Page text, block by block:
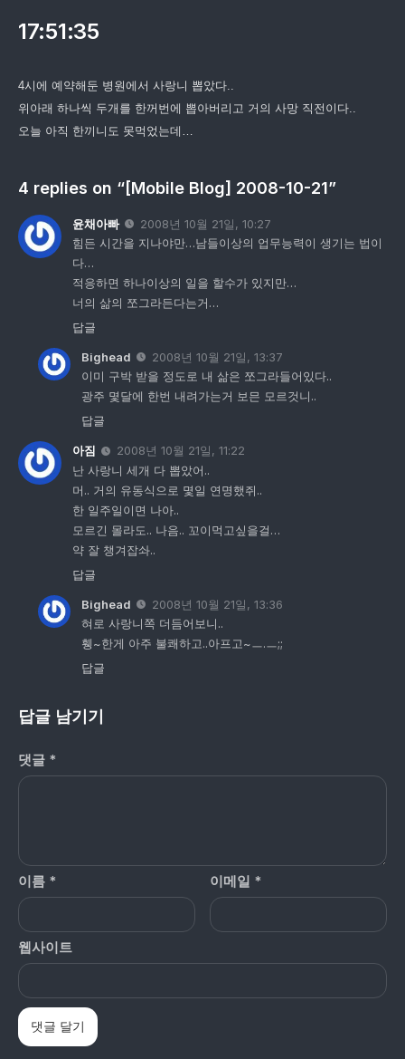
17:51:35
4시에 예약해둔 병원에서 사랑니 뽑았다..
위아래 하나씩 두개를 한꺼번에 뽑아버리고 거의 사망 직전이다..
오늘 아직 한끼니도 못먹었는데…
4 replies on “[Mobile Blog] 2008-10-21”
윤채아빠
2008년 10월 21일, 10:27
힘든 시간을 지나야만…남들이상의 업무능력이 생기는 법이
다…
적응하면 하나이상의 일을 할수가 있지만…
너의 삶의 쪼그라든다는거…
답글
Bighead
2008년 10월 21일, 13:37
이미 구박 받을 정도로 내 삶은 쪼그라들어있다..
광주 몇달에 한번 내려가는거 보믄 모르것니..
답글
아짐
2008년 10월 21일, 11:22
난 사랑니 세개 다 뽑았어..
머.. 거의 유동식으로 몇일 연명했쥐..
한 일주일이면 나아..
모르긴 몰라도.. 나음.. 꼬이먹고싶을걸…
약 잘 챙겨잡솨..
답글
Bighead
2008년 10월 21일, 13:36
혀로 사랑니쪽 더듬어보니..
휑~한게 아주 불쾌하고..아프고~ㅡ.ㅡ;;
답글
답글 남기기
댓글 *
이름 * 이메일 *
웹사이트